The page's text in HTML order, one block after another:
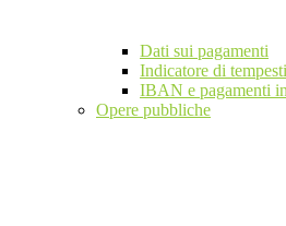
Dati sui pagamenti
Indicatore di
IBAN e pagamenti
Opere pubbliche